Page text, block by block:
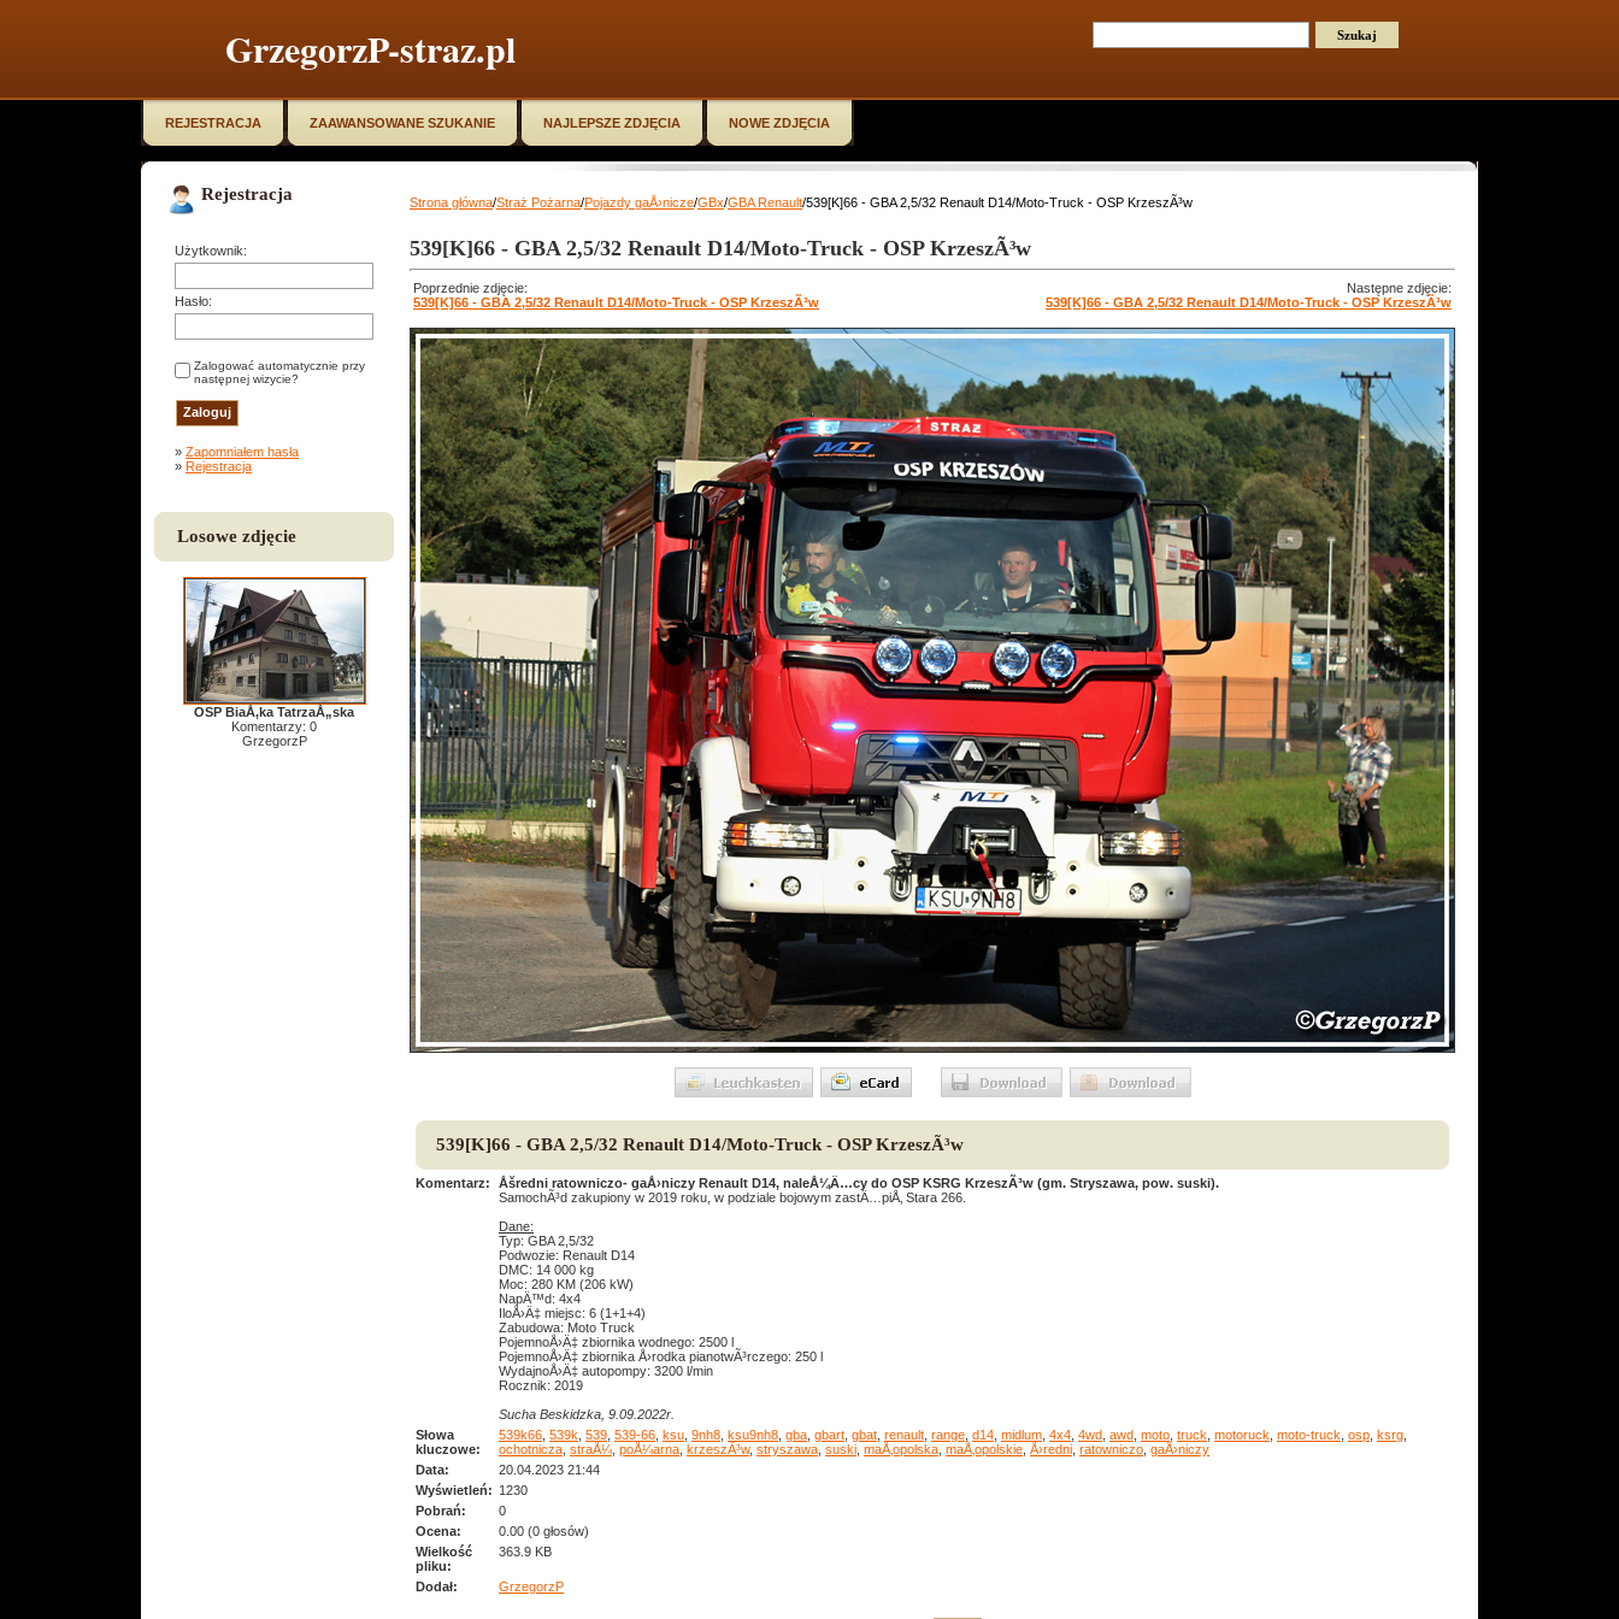
GrzegorzP-straz.pl
REJESTRACJA ZAAWANSOWANE SZUKANIE NAJLEPSZE ZDJĘCIA NOWE ZDJĘCIA
Rejestracja
Użytkownik:
Hasło:
Zalogować automatycznie przy
następnej wizycie?
» Zapomniałem hasła
» Rejestracja
Losowe zdjęcie
OSP BiaÅ‚ka TatrzaÅ„ska
Komentarzy: 0
GrzegorzP
Strona główna/Straż Pożarna/Pojazdy gaÅ›nicze/GBx/GBA Renault/539[K]66 - GBA 2,5/32 Renault D14/Moto-Truck - OSP KrzeszÃ³w
539[K]66 - GBA 2,5/32 Renault D14/Moto-Truck - OSP KrzeszÃ³w
Poprzednie zdjęcie:
539[K]66 - GBA 2,5/32 Renault D14/Moto-Truck - OSP KrzeszÃ³w
Następne zdjęcie:
539[K]66 - GBA 2,5/32 Renault D14/Moto-Truck - OSP KrzeszÃ³w
539[K]66 - GBA 2,5/32 Renault D14/Moto-Truck - OSP KrzeszÃ³w
Komentarz:
Åšredni ratowniczo- gaÅ›niczy Renault D14, naleÅ¼Ä…cy do OSP KSRG KrzeszÃ³w (gm. Stryszawa, pow. suski).
SamochÃ³d zakupiony w 2019 roku, w podziale bojowym zastÄ…piÅ‚ Stara 266.
Dane:
Typ: GBA 2,5/32
Podwozie: Renault D14
DMC: 14 000 kg
Moc: 280 KM (206 kW)
NapÄ™d: 4x4
IloÅ›Ä‡ miejsc: 6 (1+1+4)
Zabudowa: Moto Truck
PojemnoÅ›Ä‡ zbiornika wodnego: 2500 l
PojemnoÅ›Ä‡ zbiornika Å›rodka pianotwÃ³rczego: 250 l
WydajnoÅ›Ä‡ autopompy: 3200 l/min
Rocznik: 2019
Sucha Beskidzka, 9.09.2022r.
Słowa
kluczowe:
539k66 539k 539 539-66 ksu 9nh8 ksu9nh8 gba gbart gbat renault range d14 midlum 4x4 4wd awd moto truck motoruck moto-truck osp ksrg
ochotnicza straÅ¼ poÅ¼arna krzeszÃ³w, stryszawa suski maÅ‚opolska maÅ‚opolskie Å›redni ratowniczo gaÅ›niczy
Data:
20.04.2023 21:44
Wyświetleń: 1230
Pobrań:
0
Ocena:
0.00 (0 głosów)
Wielkość
pliku:
363.9 KB
Dodał: GrzegorzP